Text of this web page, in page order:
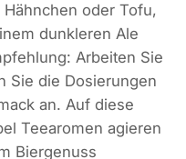
oder Tofu,
dunkleren Ale
Arbeiten Sie
Sie die Dosierungen
an. Auf diese
Teearomen agieren
Biergenuss